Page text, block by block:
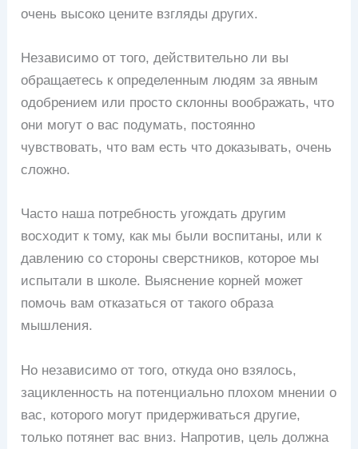
очень высоко цените взгляды других.
Независимо от того, действительно ли вы
обращаетесь к определенным людям за явным
одобрением или просто склонны воображать, что
они могут о вас подумать, постоянно
чувствовать, что вам есть что доказывать, очень
сложно.
Часто наша потребность угождать другим
восходит к тому, как мы были воспитаны, или к
давлению со стороны сверстников, которое мы
испытали в школе. Выяснение корней может
помочь вам отказаться от такого образа
мышления.
Но независимо от того, откуда оно взялось,
зацикленность на потенциально плохом мнении о
вас, которого могут придерживаться другие,
только потянет вас вниз. Напротив, цель должна